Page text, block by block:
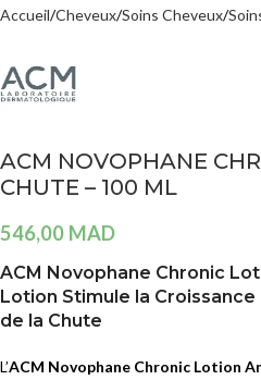
Accueil Cheveux Soins Cheveux
ACM NOVOPHANE
CHUTE – 100 ML
546,00 MAD
ACM Novophane Chronic
Lotion Stimule la
de la Chute
L’ACM Novophane Chronic Lotion